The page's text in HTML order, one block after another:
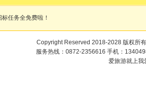
标任务全免费啦！
Copyright Reserved 2018-2028 版权所
服务热线：0872-2356616 手机：
爱旅游就上我